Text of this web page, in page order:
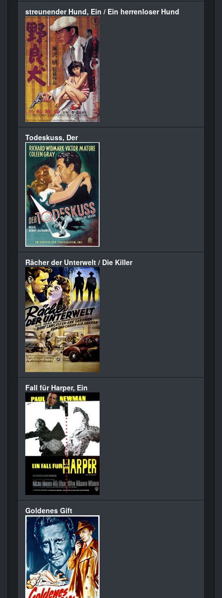
streunender Hund, Ein / Ein herrenloser Hund
Todeskuss, Der
Rächer der Unterwelt / Die Killer
Fall für Harper, Ein
Goldenes Gift